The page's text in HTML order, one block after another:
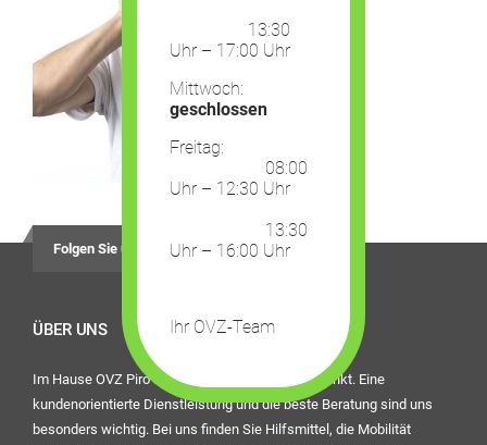
Folgen Sie uns auf
ÜBER UNS
Im Hause OVZ Piro steht der Mensch im Mittelpunkt. Eine
kundenorientierte Dienstleistung und die beste Beratung sind uns
besonders wichtig. Bei uns finden Sie Hilfsmittel, die Mobilität
13:30
Uhr – 17:00 Uhr
Mittwoch:
geschlossen
Freitag:
08:00
Uhr – 12:30 Uhr
13:30
Uhr – 16:00 Uhr
Ihr OVZ-Team